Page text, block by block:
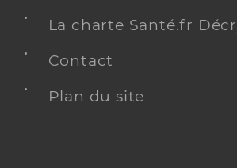
La charte Santé.fr
Contact
Plan du site